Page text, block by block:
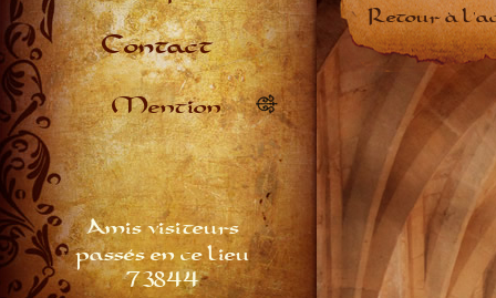
Contact
Mention
Amis visiteurs
passés en ce lieu
73844
Retour à